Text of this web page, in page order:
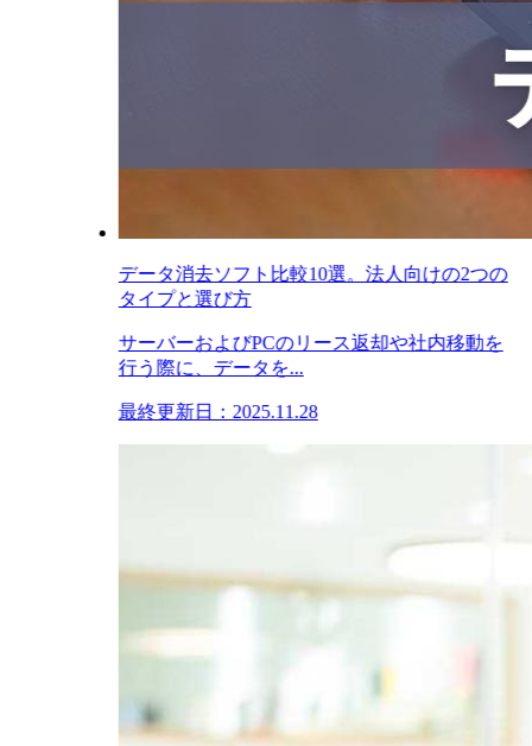
データ消去ソフト比較10選。法人向けの2つの
タイプと選び方
サーバーおよびPCのリース返却や社内移動を
行う際に、データを...
最終更新日：2025.11.28